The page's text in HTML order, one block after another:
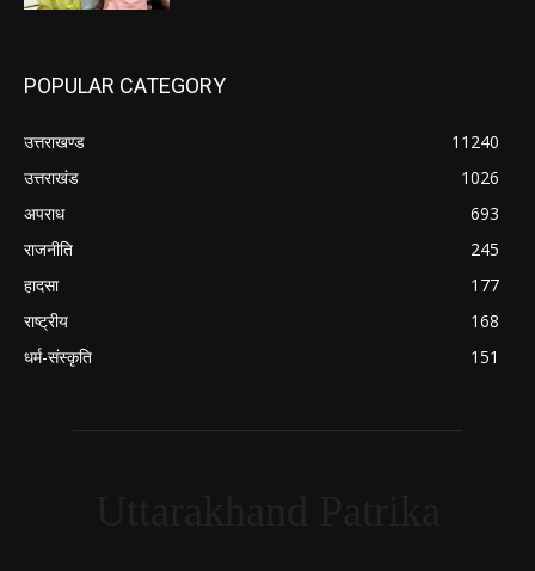
POPULAR CATEGORY
उत्तराखण्ड
11240
उत्तराखंड
1026
अपराध
693
राजनीति
245
हादसा
177
राष्ट्रीय
168
धर्म-संस्कृति
151